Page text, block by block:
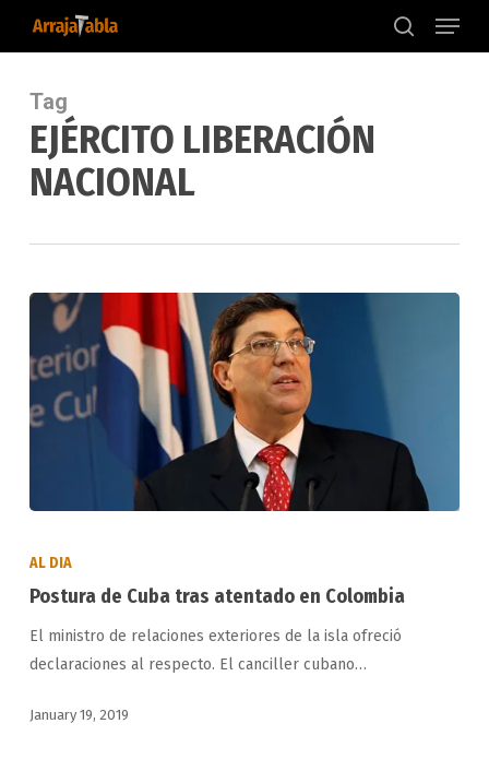
content
search
Menu
Tag
EJÉRCITO LIBERACIÓN
NACIONAL
tras
atentado
en
AL DIA
Postura de Cuba tras atentado en Colombia
El ministro de relaciones exteriores de la isla ofreció
declaraciones al respecto. El canciller cubano…
January 19, 2019